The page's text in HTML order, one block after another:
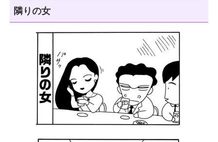
隣りの女